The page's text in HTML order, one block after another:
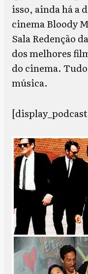
isso, ainda há a
cinema Bloody
Sala Redenção
dos melhores
do cinema.
música.